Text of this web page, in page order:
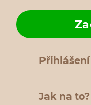
Přihlášení
Jak na to?